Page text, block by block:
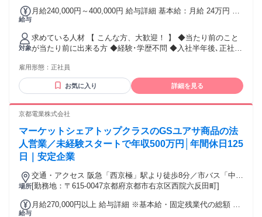
給与
月給240,000円～400,000円 給与詳細 基本給：月給 24万円 〜
れる通勤・皆勤・家族手当金額：なし 全員に一律で支払われ
るその他手当金額：なし ■昇給有 ■交通費規定支給 ■資格取得
支援 ■賞与年1回（12月） ■業績連動型賞与（7月）
対象
求めている人材 【 こんな方、大歓迎！ 】 ◆当たり前のこと
が当たり前に出来る方 ◆経験･学歴不問 ◆入社半年後､正社員
ートOK ◆内装や住空間に興味がある方 ◆設計士の資格をお
持ちの方
雇用形態： 正社員
お気に入り 詳細を見る
京都電業株式会社
マーケットシェアトップクラスのGSユアサ商品の法
人営業／未経験スタートで年収500万円│年間休日125
日｜安定企業
場所
交通・アクセス 阪急「西京極」駅より徒歩8分／市バス「中ノ
橋五条」停より徒歩5分
[勤務地：〒615-0047京都府京都市右京区西院六反田町]
給与
月給270,000円以上 給与詳細 ※基本給・固定残業代の総額 基